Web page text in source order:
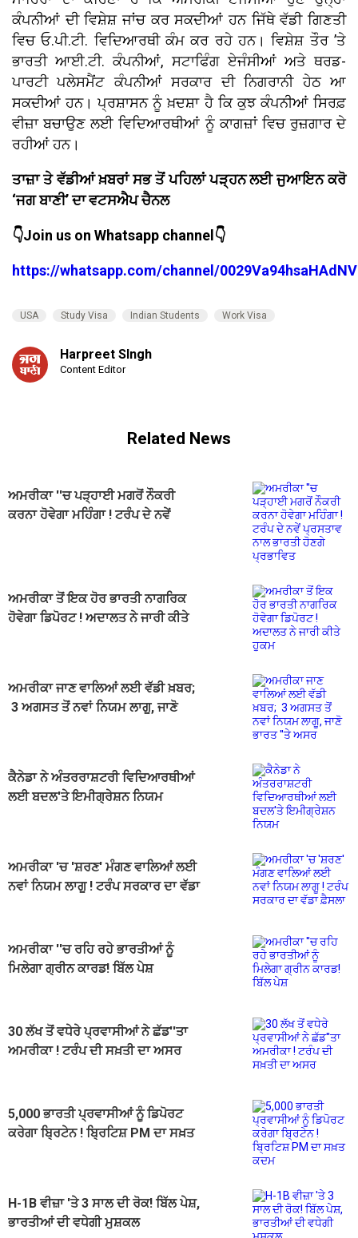
ਕੰਪਨੀਆਂ ਦੀ ਵਿਸ਼ੇਸ਼ ਜਾਂਚ ਕਰ ਸਕਦੀਆਂ ਹਨ ਜਿੱਥੇ ਵੱਡੀ ਗਿਣਤੀ
ਵਿਚ ਓ.ਪੀ.ਟੀ. ਵਿਦਿਆਰਥੀ ਕੰਮ ਕਰ ਰਹੇ ਹਨ। ਵਿਸ਼ੇਸ਼ ਤੌਰ ’ਤੇ
ਭਾਰਤੀ ਆਈ.ਟੀ. ਕੰਪਨੀਆਂ, ਸਟਾਫਿੰਗ ਏਜੰਸੀਆਂ ਅਤੇ ਥਰਡ-
ਪਾਰਟੀ ਪਲੇਸਮੈਂਟ ਕੰਪਨੀਆਂ ਸਰਕਾਰ ਦੀ ਨਿਗਰਾਨੀ ਹੇਠ ਆ
ਸਕਦੀਆਂ ਹਨ। ਪ੍ਰਸ਼ਾਸਨ ਨੂੰ ਖ਼ਦਸ਼ਾ ਹੈ ਕਿ ਕੁਝ ਕੰਪਨੀਆਂ ਸਿਰਫ਼
ਵੀਜ਼ਾ ਬਚਾਉਣ ਲਈ ਵਿਦਿਆਰਥੀਆਂ ਨੂੰ ਕਾਗਜ਼ਾਂ ਵਿਚ ਰੁਜ਼ਗਾਰ ਦੇ
ਰਹੀਆਂ ਹਨ।
ਤਾਜ਼ਾ ਤੇ ਵੱਡੀਆਂ ਖ਼ਬਰਾਂ ਸਭ ਤੋਂ ਪਹਿਲਾਂ ਪੜ੍ਹਨ ਲਈ ਜੁਆਇਨ ਕਰੋ
‘ਜਗ ਬਾਣੀ’ ਦਾ ਵਟਸਐਪ ਚੈਨਲ
👇Join us on Whatsapp channel👇
https://whatsapp.com/channel/
USA Study Visa Indian Students Work Visa
Harpreet SIngh
Content Editor
Related News
ਅਮਰੀਕਾ ''ਚ ਪੜ੍ਹਾਈ ਮਗਰੋਂ ਨੌਕਰੀ
ਕਰਨਾ ਹੋਵੇਗਾ ਮਹਿੰਗਾ ! ਟਰੰਪ ਦੇ ਨਵੇਂ
ਅਮਰੀਕਾ ਤੋਂ ਇਕ ਹੋਰ ਭਾਰਤੀ ਨਾਗਰਿਕ
ਹੋਵੇਗਾ ਡਿਪੋਰਟ ! ਅਦਾਲਤ ਨੇ ਜਾਰੀ ਕੀਤੇ
ਅਮਰੀਕਾ ਜਾਣ ਵਾਲਿਆਂ ਲਈ ਵੱਡੀ ਖ਼ਬਰ;
3 ਅਗਸਤ ਤੋਂ ਨਵਾਂ ਨਿਯਮ ਲਾਗੂ, ਜਾਣੋ
ਕੈਨੇਡਾ ਨੇ ਅੰਤਰਰਾਸ਼ਟਰੀ ਵਿਦਿਆਰਥੀਆਂ
ਲਈ ਬਦਲ'ਤੇ ਇਮੀਗ੍ਰੇਸ਼ਨ ਨਿਯਮ
ਅਮਰੀਕਾ 'ਚ 'ਸ਼ਰਣ' ਮੰਗਣ ਵਾਲਿਆਂ ਲਈ
ਨਵਾਂ ਨਿਯਮ ਲਾਗੂ ! ਟਰੰਪ ਸਰਕਾਰ ਦਾ ਵੱਡਾ
ਅਮਰੀਕਾ ''ਚ ਰਹਿ ਰਹੇ ਭਾਰਤੀਆਂ ਨੂੰ
ਮਿਲੇਗਾ ਗ੍ਰੀਨ ਕਾਰਡ! ਬਿੱਲ ਪੇਸ਼
30 ਲੱਖ ਤੋਂ ਵਧੇਰੇ ਪ੍ਰਵਾਸੀਆਂ ਨੇ ਛੱਡ''ਤਾ
ਅਮਰੀਕਾ ! ਟਰੰਪ ਦੀ ਸਖ਼ਤੀ ਦਾ ਅਸਰ
5,000 ਭਾਰਤੀ ਪ੍ਰਵਾਸੀਆਂ ਨੂੰ ਡਿਪੋਰਟ
ਕਰੇਗਾ ਬ੍ਰਿਟੇਨ ! ਬ੍ਰਿਟਿਸ਼ PM ਦਾ ਸਖ਼ਤ
H-1B ਵੀਜ਼ਾ 'ਤੇ 3 ਸਾਲ ਦੀ ਰੋਕ! ਬਿੱਲ ਪੇਸ਼,
ਭਾਰਤੀਆਂ ਦੀ ਵਧੇਗੀ ਮੁਸ਼ਕਲ